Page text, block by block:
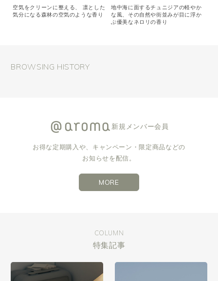
空気をクリーンに整える、 凛とした
気分になる森林の空気のような香り
地中海に面するチュニジアの軽やか
な風、その自然や街並みが目に浮か
ぶ優美なネロリの香り
BROWSING HISTORY
新規メンバー会員
お得な定期購入や、キャンペーン・限定商品などの
お知らせを配信。
MORE
COLUMN
特集記事